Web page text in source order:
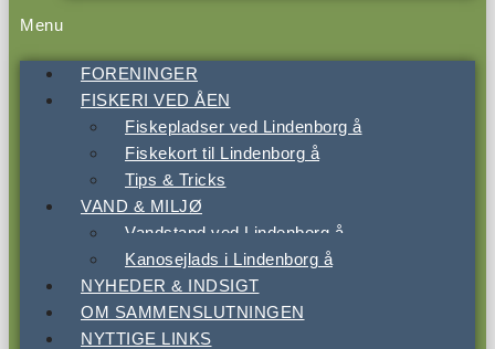
Menu
FORENINGER
FISKERI VED ÅEN
Fiskepladser ved Lindenborg å
Fiskekort til Lindenborg å
Tips & Tricks
VAND & MILJØ
Vandstand ved Lindenborg å
Kanosejlads i Lindenborg å
NYHEDER & INDSIGT
OM SAMMENSLUTNINGEN
NYTTIGE LINKS